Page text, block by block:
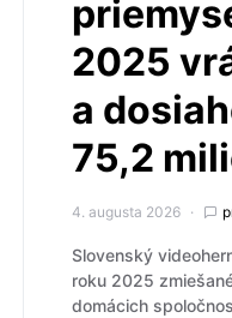
2025
a
75,2
4. augusta 2026
Slovenský
roku 2025
domácich